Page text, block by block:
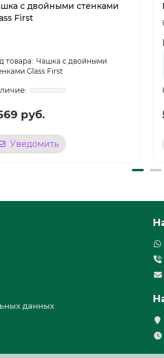
с двойными стенками
First
Чашка с двойными
Glass First
руб.
Уведомить
данных